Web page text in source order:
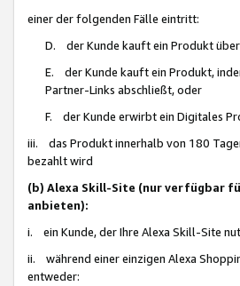
einer der folgenden Fälle eintritt:
D. der Kunde kauft ein Produkt
E. der Kunde kauft ein Produkt,
Partner-Links abschließt, oder
F. der Kunde erwirbt ein Digitales
iii. das Produkt innerhalb von 180
bezahlt wird
(b) Alexa Skill-Site (nur verfügbar
anbieten):
i. ein Kunde, der Ihre Alexa Skill-Site
ii. während einer einzigen Alexa
entweder: